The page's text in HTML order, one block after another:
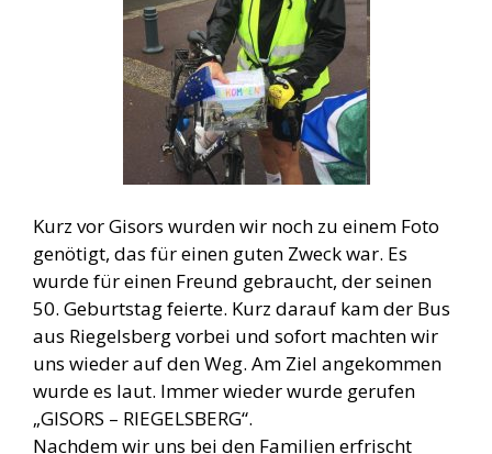
Kurz vor Gisors wurden wir noch zu einem Foto
genötigt, das für einen guten Zweck war. Es
wurde für einen Freund gebraucht, der seinen
50. Geburtstag feierte. Kurz darauf kam der Bus
aus Riegelsberg vorbei und sofort machten wir
uns wieder auf den Weg. Am Ziel angekommen
wurde es laut. Immer wieder wurde gerufen
„GISORS – RIEGELSBERG“.
Nachdem wir uns bei den Familien erfrischt